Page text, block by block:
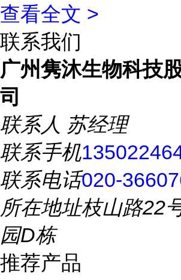
查看全文 >
联系我们
广州隽沐生物科技
司
联系人 苏经理
联系手机
联系电话020-
所在地址枝山路22
园D栋
推荐产品